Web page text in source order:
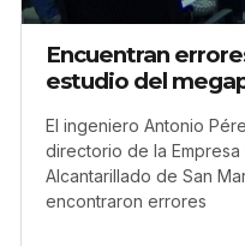
Encuentran
estudio del
El ingeniero Antonio
directorio de la
Alcantarillado de San
encontraron errores